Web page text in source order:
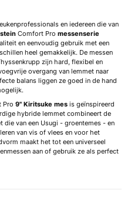
en iedereen die van
Comfort Pro messenserie
en eenvoudig gebruik met een
heel gemakkelijk. De messen
zijn hard, flexibel en
overgang van lemmet naar
balans liggen ze goed in de hand
Pro 9" Kiritsuke mes is geïnspireerd
hybride lemmet combineert de
die van een Usugi - groentemes - en
van vis of vlees en voor het
maakt het tot een universeel
aan of gebruik ze als perfect